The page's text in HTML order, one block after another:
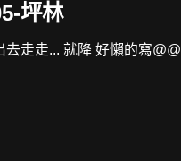
坪林
去走走... 就降 好懶的寫@@